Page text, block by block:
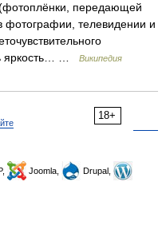
(фотоплёнки, передающей
фотографии, телевидении и
яркость… …
Википедия
18+
Joomla,
Drupal,